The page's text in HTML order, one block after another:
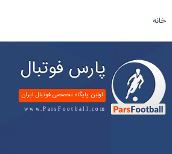
خانه
پارس فوتبال
اولین پایگاه تخصصی فوتبال ایران
www.ParsFootball.com